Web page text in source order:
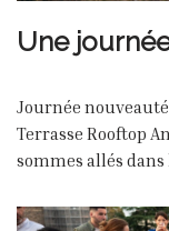
Une
Journée
Terrasse Rooftop
sommes allés